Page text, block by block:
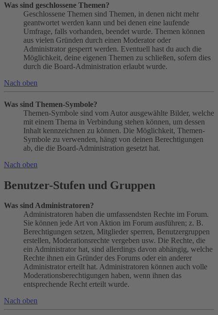
Was sind geschlossene Themen?
Geschlossene Themen sind Themen, in denen nicht mehr
geantwortet werden kann und bei denen eine laufende
Umfrage, falls vorhanden, beendet wurde. Themen können
aus vielen Gründen durch einen Moderator oder
Administrator gesperrt werden. Eventuell hast du auch die
Möglichkeit, deine eigenen Themen zu schließen, sofern dies
durch die Board-Administration erlaubt wurde.
Nach oben
Was sind Themen-Symbole?
Themen-Symbole sind vom Autor ausgewählte Bilder, welche
mit einem Thema in Verbindung stehen können, um dessen
Inhalt kennzeichnen zu können. Die Möglichkeit, Themen-
Symbole zu verwenden, hängt von deinen Berechtigungen
ab, die die Board-Administration gesetzt hat.
Nach oben
Benutzer-Stufen und Gruppen
Was sind Administratoren?
Administratoren haben die umfassendsten Rechte im Forum.
Sie können jede Art von Aktion im Forum ausführen; z. B.
Berechtigungen setzen, Mitglieder sperren, Benutzergruppen
erstellen, Moderationsrechte vergeben usw. Die Rechte, die
ein Administrator hat, sind allerdings davon abhängig, welche
Rechte ihnen ein Gründer des Forums oder ein anderer
Administrator erteilt hat. Administratoren können auch volle
Moderationsberechtigungen haben, wenn ihnen das
entsprechende Recht erteilt wurde.
Nach oben